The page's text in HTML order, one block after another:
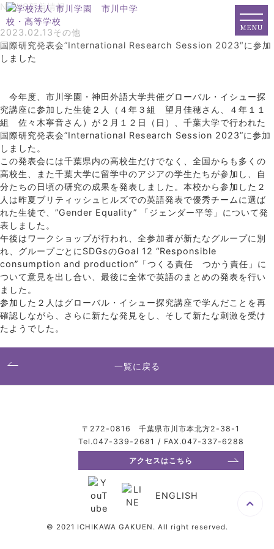
MENU
NEWS新着情報
2023.02.13その他
国際研究発表会”International Research Session 2023″に参加
しました
今年度、市川学園・神田外語大学共催グローバル・イシュー探
究講座に参加した生徒２人（４年３組 望月佳穂さん、４年１１
組 佐々木寧音さん）が２月１２日（日）、千葉大学で行われた
国際研究発表会”International Research Session 2023”に参加
しました。
この発表会には千葉県内の高校生だけでなく、全国からも多くの
高校生、また千葉大学に留学中のアジアの学生たちが参加し、自
分たちの日頃の研究の成果を発表しました。本校から参加した２
人は昨夏ブリティッシュヒルズでの英語発表で優秀チームに選ば
れた生徒で、”Gender Equality” 「ジェンダー平等」について発
表しました。
午後はワークショップが行われ、全参加者が新たなグループに別
れ、グループごとにSDGsのGoal 12 “Responsible
consumption and production”「つくる責任 つかう責任」に
ついて意見を出し合い、最後に全体で英語のまとめの発表を行い
ました。
参加した２人はグローバル・イシュー探究講座で学んだことを再
確認しながら、さらに新たな発見をし、そして新たな刺激を受け
たようでした。
一覧に戻る
〒272-0816 千葉県市川市本北方2-38-1
Tel.047-339-2681 / FAX.047-337-6288
アクセスはこちら
ENGLISH
© 2021 ICHIKAWA GAKUEN. All right reserved.